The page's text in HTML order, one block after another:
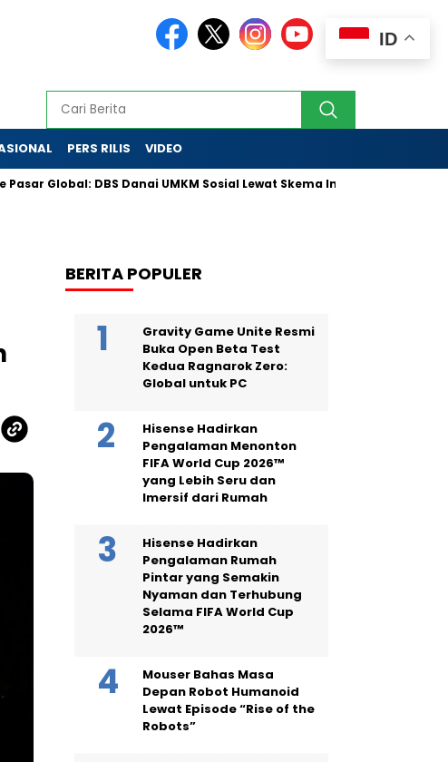
PERS RILIS VIDEO
DBS Danai UMKM Sosial Lewat Skema Inovatif
BERITA POPULER
Gravity Game Unite Resmi
Buka Open Beta Test
Kedua Ragnarok Zero:
Global untuk PC
Hisense Hadirkan
Pengalaman Menonton
FIFA World Cup 2026™
yang Lebih Seru dan
Imersif dari Rumah
Hisense Hadirkan
Pengalaman Rumah
Pintar yang Semakin
Nyaman dan Terhubung
Selama FIFA World Cup
2026™
Mouser Bahas Masa
Depan Robot Humanoid
Lewat Episode “Rise of the
Robots”
ID